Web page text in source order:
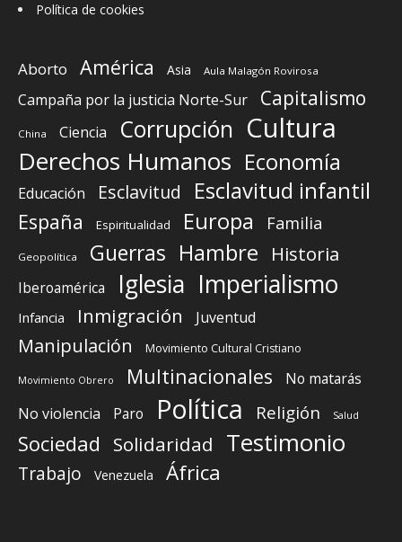
Política de cookies
Aborto América Asia Aula Malagón Rovirosa
Campaña por la justicia Norte-Sur Capitalismo
China Ciencia Corrupción Cultura
Derechos Humanos Economía
Educación Esclavitud Esclavitud infantil
España Espiritualidad Europa Familia
Geopolítica Guerras Hambre Historia
Iberoamérica Iglesia Imperialismo
Infancia Inmigración Juventud
Manipulación Movimiento Cultural Cristiano
Movimiento Obrero Multinacionales
No matarás
No violencia
Paro Política Religión Salud
Sociedad Solidaridad Testimonio
Trabajo Venezuela África